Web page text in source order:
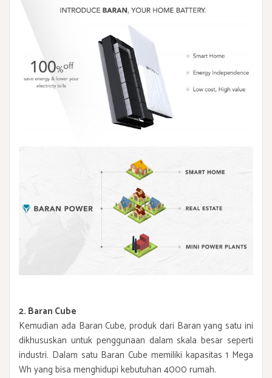
2. Baran Cube
Kemudian ada Baran Cube, produk dari Baran yang satu ini
dikhususkan untuk penggunaan dalam skala besar seperti
industri. Dalam satu Baran Cube memiliki kapasitas 1 Mega
Wh yang bisa menghidupi kebutuhan 4000 rumah.